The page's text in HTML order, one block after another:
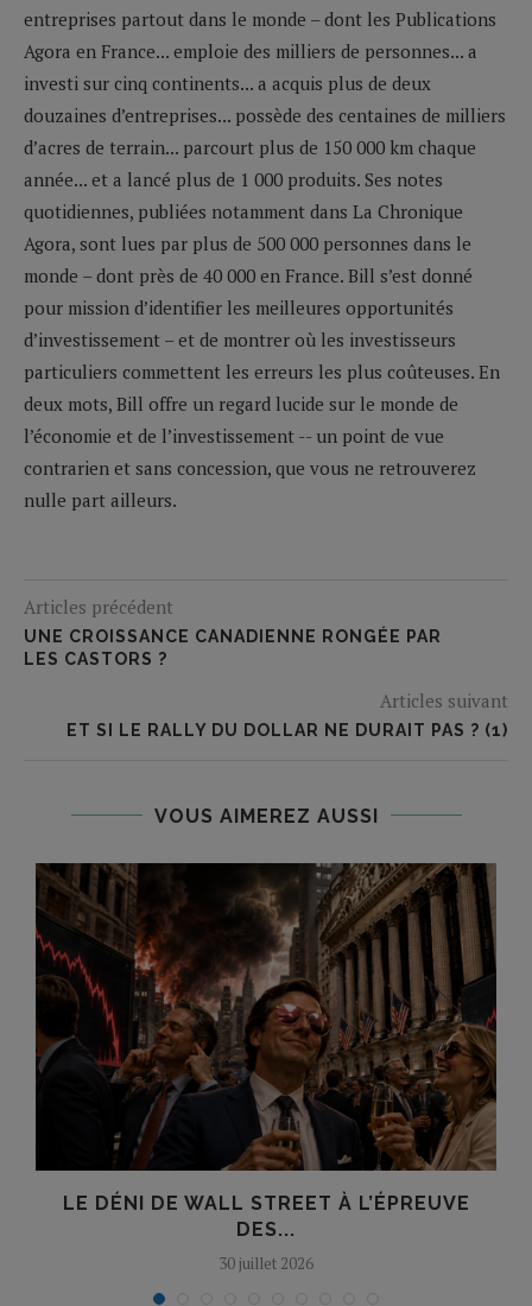
entreprises partout dans le monde – dont les Publications
Agora en France... emploie des milliers de personnes... a
investi sur cinq continents... a acquis plus de deux
douzaines d’entreprises... possède des centaines de milliers
d’acres de terrain... parcourt plus de 150 000 km chaque
année... et a lancé plus de 1 000 produits. Ses notes
quotidiennes, publiées notamment dans La Chronique
Agora, sont lues par plus de 500 000 personnes dans le
monde – dont près de 40 000 en France. Bill s’est donné
pour mission d’identifier les meilleures opportunités
d’investissement – et de montrer où les investisseurs
particuliers commettent les erreurs les plus coûteuses. En
deux mots, Bill offre un regard lucide sur le monde de
l’économie et de l’investissement -- un point de vue
contrarien et sans concession, que vous ne retrouverez
nulle part ailleurs.
Articles précédent
UNE CROISSANCE CANADIENNE RONGÉE PAR
LES CASTORS ?
Articles suivant
ET SI LE RALLY DU DOLLAR NE DURAIT PAS ? (1)
VOUS AIMEREZ AUSSI
LE DÉNI DE WALL STREET À L’ÉPREUVE
DES...
30 juillet 2026